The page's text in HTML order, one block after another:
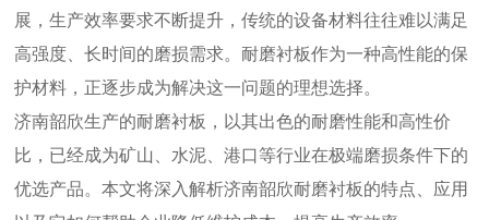
展，生产效率要求不断提升，传统的设备材料往往难以满足
高强度、长时间的磨损需求。耐磨衬板作为一种高性能的保
护材料，正逐步成为解决这一问题的理想选择。
济南韶欣生产的耐磨衬板，以其出色的耐磨性能和高性价
比，已经成为矿山、水泥、港口等行业在极端磨损条件下的
优选产品。本文将深入解析济南韶欣耐磨衬板的特点、应用